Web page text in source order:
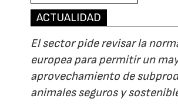
ACTUALIDAD
El sector pide revisar la
europea para permitir un
aprovechamiento de
animales seguros y